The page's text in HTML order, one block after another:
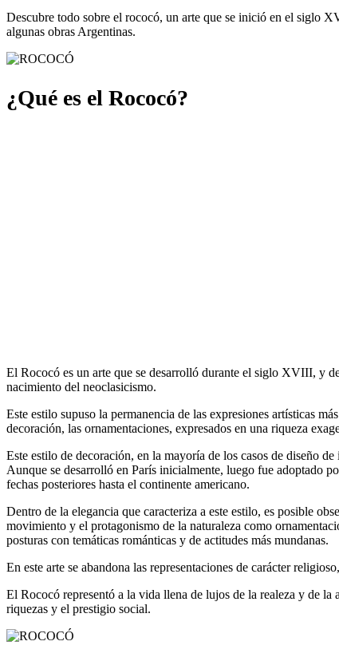
Descubre todo sobre el rococó, un arte que se inició en el siglo
algunas obras Argentinas.
¿Qué es el Rococó?
El Rococó es un arte que se desarrolló durante el siglo XVIII, y
nacimiento del neoclasicismo.
Este estilo supuso la permanencia de las expresiones artísticas
decoración, las ornamentaciones, expresados en una riqueza
Este estilo de decoración, en la mayoría de los casos de diseño
Aunque se desarrolló en París inicialmente, luego fue adoptado
fechas posteriores hasta el continente americano.
Dentro de la elegancia que caracteriza a este estilo, es posible
movimiento y el protagonismo de la naturaleza como
posturas con temáticas románticas y de actitudes más mundanas.
En este arte se abandona las representaciones de carácter
El Rococó representó a la vida llena de lujos de la realeza y de
riquezas y el prestigio social.